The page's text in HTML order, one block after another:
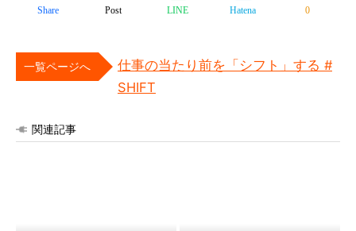
Share Post LINE Hatena 0
一覧ページへ
仕事の当たり前を「シフト」する #
SHIFT
関連記事